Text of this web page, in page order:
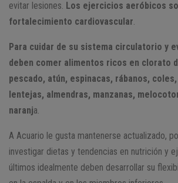
evitar lesiones. Los ejercicios aeróbicos
fortalecimiento cardiovascular.
Para cuidar de su sistema circulatorio y
deben comer alimentos ricos en clorato
pescado, atún, espinacas, rábanos,
lentejas, almendras, manzanas,
naranja.
A Acuario le gusta mantenerse actualizado,
investigar dietas y tendencias en nutrición y
últimos idealmente deben desarrollar su